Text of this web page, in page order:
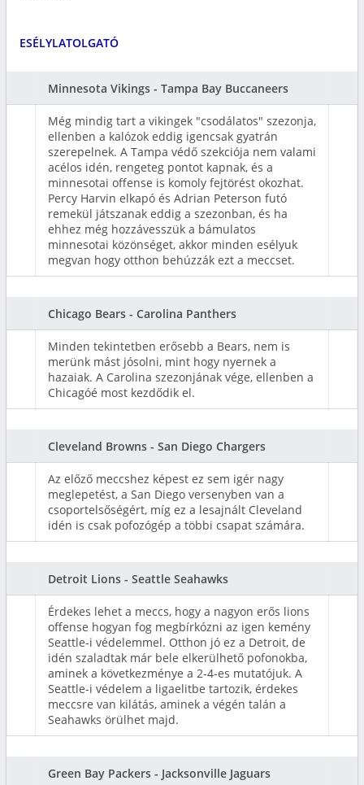
ESÉLYLATOLGATÓ
Minnesota Vikings - Tampa Bay Buccaneers
Még mindig tart a vikingek "csodálatos" szezonja,
ellenben a kalózok eddig igencsak gyatrán
szerepelnek. A Tampa védő szekciója nem valami
acélos idén, rengeteg pontot kapnak, és a
minnesotai offense is komoly fejtörést okozhat.
Percy Harvin elkapó és Adrian Peterson futó
remekül játszanak eddig a szezonban, és ha
ehhez még hozzávesszük a bámulatos
minnesotai közönséget, akkor minden esélyuk
megvan hogy otthon behúzzák ezt a meccset.
Chicago Bears - Carolina Panthers
Minden tekintetben erősebb a Bears, nem is
merünk mást jósolni, mint hogy nyernek a
hazaiak. A Carolina szezonjának vége, ellenben a
Chicagóé most kezdődik el.
Cleveland Browns - San Diego Chargers
Az előző meccshez képest ez sem igér nagy
meglepetést, a San Diego versenyben van a
csoportelsőségért, míg ez a lesajnált Cleveland
idén is csak pofozógép a többi csapat számára.
Detroit Lions - Seattle Seahawks
Érdekes lehet a meccs, hogy a nagyon erős lions
offense hogyan fog megbírkózni az igen kemény
Seattle-i védelemmel. Otthon jó ez a Detroit, de
idén szaladtak már bele elkerülhető pofonokba,
aminek a következménye a 2-4-es mutatójuk. A
Seattle-i védelem a ligaelitbe tartozik, érdekes
meccsre van kilátás, aminek a végén talán a
Seahawks örülhet majd.
Green Bay Packers - Jacksonville Jaguars